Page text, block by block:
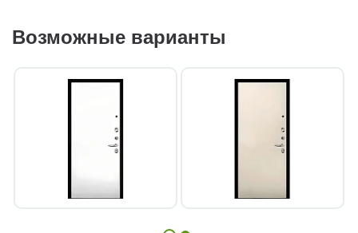
Возможные варианты